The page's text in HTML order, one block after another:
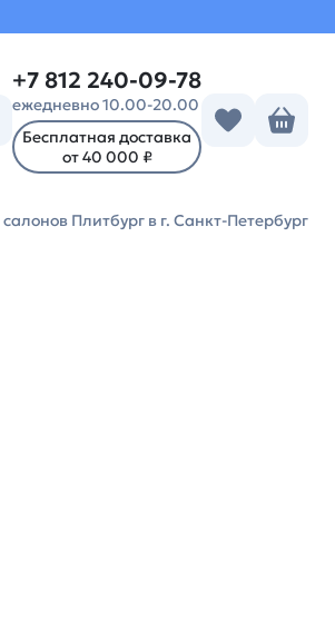
+7 812 240-09-78
ежедневно 10.00-20.00
Бесплатная доставка
от 40 000 ₽
Плитбург в г. Санкт-Петербург